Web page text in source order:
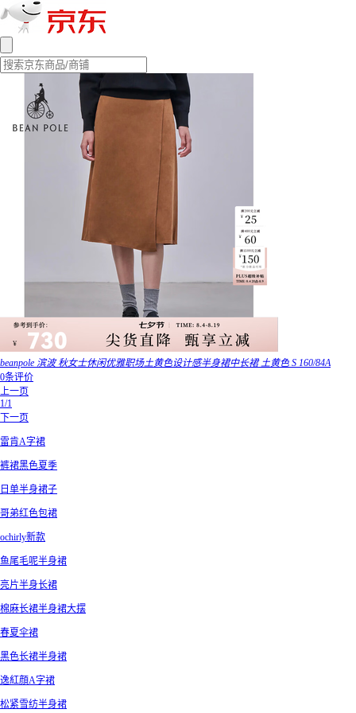
beanpole 滨波 秋女士休闲优雅职场土黄色设计感半身裙中长裙 土黄色 S 160/84A
0条评价
上一页
1/1
下一页
雷肯A字裙
裤裙黑色夏季
日单半身裙子
哥弟红色包裙
ochirly新款
鱼尾毛呢半身裙
亮片半身长裙
棉麻长裙半身裙大摆
春夏伞裙
黑色长裙半身裙
逸紅顔A字裙
松紧雪纺半身裙